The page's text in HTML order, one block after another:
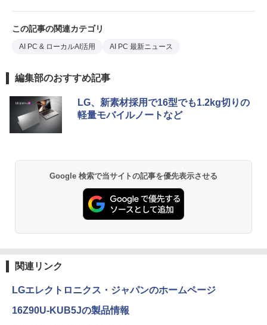
この記事の関連カテゴリ
AI PC & ローカルAI活用 AI PC 最新ニュース
編集部のおすすめ記事
LG、新素材採用で16型でも1.2kg切りの
軽量モバイルノートなど
Google 検索で当サイトの記事を優先表示させる
関連リンク
LGエレクトロニクス・ジャパンのホームページ
16Z90U-KUB5Jの製品情報